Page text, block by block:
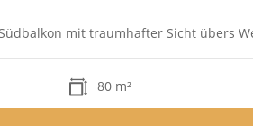
mit traumhafter Sicht übers
80 m²